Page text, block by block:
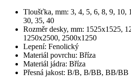
Tloušťka, mm: 3, 4, 5, 6, 8, 9, 10,
30, 35, 40
Rozměr desky, mm: 1525x1525,
1250x2500, 2500x1250
Lepení: Fenolický
Materiál povrchu: Bříza
Materiál jádra: Bříza
Přesná jakost: B/B, B/BB, BB/BB